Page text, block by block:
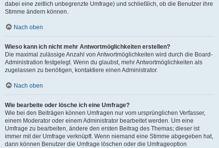
dabei eine zeitlich unbegrenzte Umfrage) und schließlich, ob die Benutzer ihre
Stimme ändern können.
Nach oben
Wieso kann ich nicht mehr Antwortmöglichkeiten erstellen?
Die maximal zulässige Anzahl von Antwortmöglichkeiten wird durch die Board-
Administration festgelegt. Wenn du glaubst, mehr Antwortmöglichkeiten als
zugelassen zu benötigen, kontaktiere einen Administrator.
Nach oben
Wie bearbeite oder lösche ich eine Umfrage?
Wie bei den Beiträgen können Umfragen nur vom ursprünglichen Verfasser,
einem Moderator oder einem Administrator bearbeitet werden. Um eine
Umfrage zu bearbeiten, ändere den ersten Beitrag des Themas; dieser ist
immer mit der Umfrage verknüpft. Wenn niemand eine Stimme abgegeben hat,
dann können Benutzer die Umfrage löschen oder die Umfrageoption